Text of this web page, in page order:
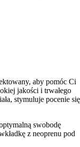
aby pomóc Ci
jakości i trwałego
stymuluje pocenie się
swobodę
z neoprenu pod